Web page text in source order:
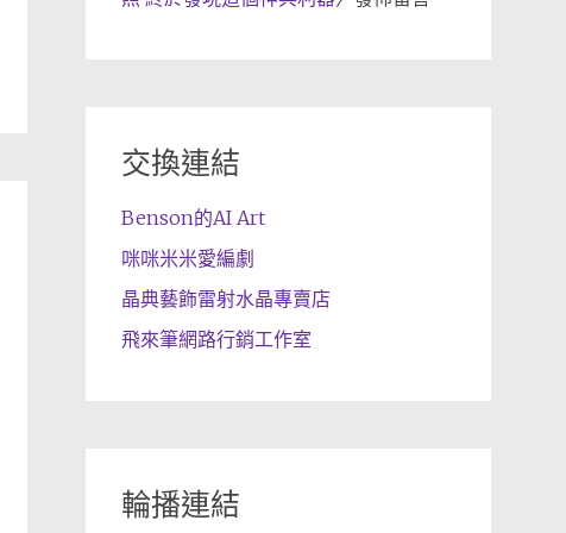
交換連結
Benson的AI Art
咪咪米米愛編劇
晶典藝飾雷射水晶專賣店
飛來筆網路行銷工作室
輪播連結